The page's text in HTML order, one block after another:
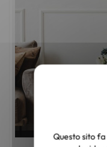
Questo sito fa